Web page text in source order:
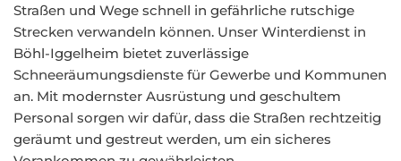
Straßen und Wege schnell in gefährliche rutschige
Strecken verwandeln können. Unser Winterdienst in
Böhl-Iggelheim bietet zuverlässige
Schneeräumungsdienste für Gewerbe und Kommunen
an. Mit modernster Ausrüstung und geschultem
Personal sorgen wir dafür, dass die Straßen rechtzeitig
geräumt und gestreut werden, um ein sicheres